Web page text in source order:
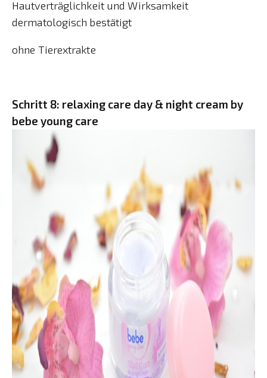
Hautverträglichkeit und Wirksamkeit
dermatologisch bestätigt
ohne Tierextrakte
Schritt 8: relaxing care day & night cream by
bebe young care